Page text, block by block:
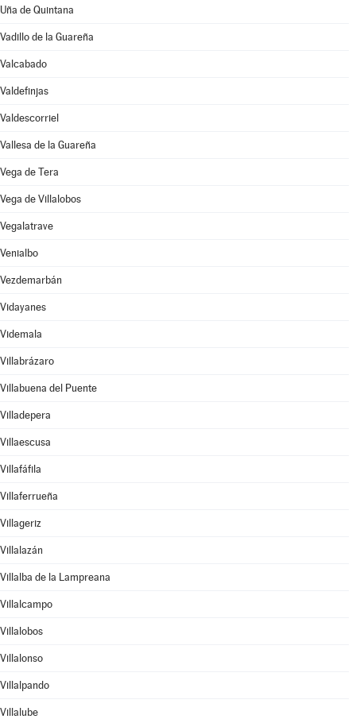
Uña de Quintana
Vadillo de la Guareña
Valcabado
Valdefinjas
Valdescorriel
Vallesa de la Guareña
Vega de Tera
Vega de Villalobos
Vegalatrave
Venialbo
Vezdemarbán
Vidayanes
Videmala
Villabrázaro
Villabuena del Puente
Villadepera
Villaescusa
Villafáfila
Villaferrueña
Villageriz
Villalazán
Villalba de la Lampreana
Villalcampo
Villalobos
Villalonso
Villalpando
Villalube